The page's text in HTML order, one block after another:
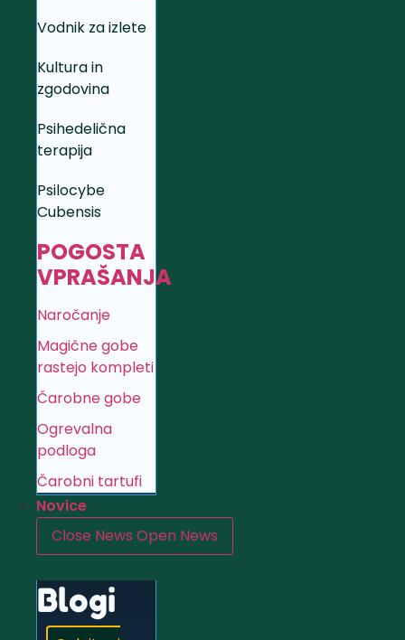
Vodnik za izlete
Kultura in
zgodovina
Psihedelična
terapija
Psilocybe
Cubensis
POGOSTA
VPRAŠANJA
Naročanje
Magične gobe
rastejo kompleti
Čarobne gobe
Ogrevalna
podloga
Čarobni tartufi
Novice
Close News Open News
Blogi